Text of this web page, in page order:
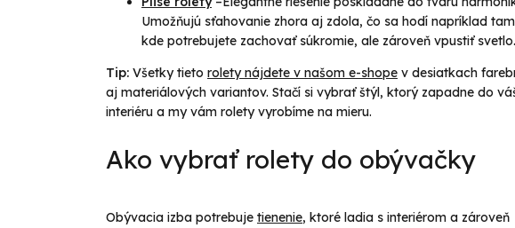
Umožňujú sťahovanie zhora aj zdola, čo sa hodí napríklad
kde potrebujete zachovať súkromie, ale zároveň vpustiť svetlo.
Tip: Všetky tieto rolety nájdete v našom e-shope v desiatkach
aj materiálových variantov. Stačí si vybrať štýl, ktorý zapadne do
interiéru a my vám rolety vyrobíme na mieru.
Ako vybrať rolety do obývačky
Obývacia izba potrebuje tienenie, ktoré ladia s interiérom a zároveň